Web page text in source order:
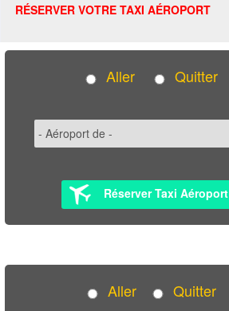
RÉSERVER VOTRE TAXI AÉROPORT
Aller Quitter
Réserver Taxi Aéroport
Aller Quitter